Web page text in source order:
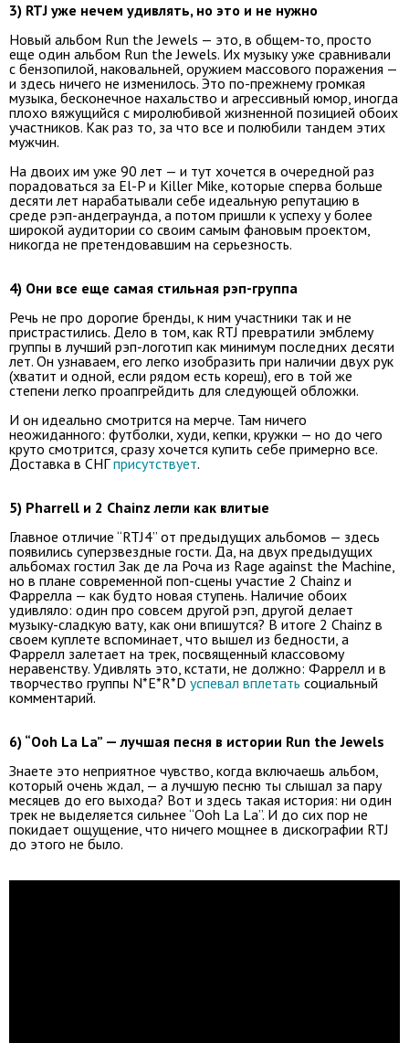
3) RTJ уже нечем удивлять, но это и не нужно
Новый альбом Run the Jewels — это, в общем-то, просто
еще один альбом Run the Jewels. Их музыку уже сравнивали
с бензопилой, наковальней, оружием массового поражения —
и здесь ничего не изменилось. Это по-прежнему громкая
музыка, бесконечное нахальство и агрессивный юмор, иногда
плохо вяжущийся с миролюбивой жизненной позицией обоих
участников. Как раз то, за что все и полюбили тандем этих
мужчин.
На двоих им уже 90 лет — и тут хочется в очередной раз
порадоваться за El-P и Killer Mike, которые сперва больше
десяти лет нарабатывали себе идеальную репутацию в
среде рэп-андеграунда, а потом пришли к успеху у более
широкой аудитории со своим самым фановым проектом,
никогда не претендовавшим на серьезность.
4) Они все еще самая стильная рэп-группа
Речь не про дорогие бренды, к ним участники так и не
пристрастились. Дело в том, как RTJ превратили эмблему
группы в лучший рэп-логотип как минимум последних десяти
лет. Он узнаваем, его легко изобразить при наличии двух рук
(хватит и одной, если рядом есть кореш), его в той же
степени легко проапгрейдить для следующей обложки.
И он идеально смотрится на мерче. Там ничего
неожиданного: футболки, худи, кепки, кружки — но до чего
круто смотрится, сразу хочется купить себе примерно все.
Доставка в СНГприсутствует.
5) Pharrell и 2 Chainz легли как влитые
Главное отличие “RTJ4” от предыдущих альбомов — здесь
появились суперзвездные гости. Да, на двух предыдущих
альбомах гостил Зак де ла Роча из Rage against the Machine,
но в плане современной поп-сцены участие 2 Chainz и
Фаррелла — как будто новая ступень. Наличие обоих
удивляло: один про совсем другой рэп, другой делает
музыку-сладкую вату, как они впишутся? В итоге 2 Chainz в
своем куплете вспоминает, что вышел из бедности, а
Фаррелл залетает на трек, посвященный классовому
неравенству. Удивлять это, кстати, не должно: Фаррелл и в
творчество группы N*E*R*D успевал вплетать социальный
комментарий.
6) “Ooh La La” — лучшая песня в истории Run the Jewels
Знаете это неприятное чувство, когда включаешь альбом,
который очень ждал, — а лучшую песню ты слышал за пару
месяцев до его выхода? Вот и здесь такая история: ни один
трек не выделяется сильнее “Ooh La La”. И до сих пор не
покидает ощущение, что ничего мощнее в дискографии RTJ
до этого не было.